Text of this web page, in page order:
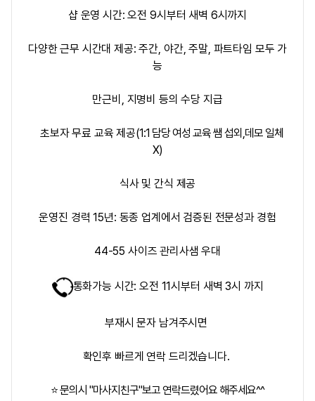
샵 운영 시간: 오전 9시부터 새벽 6시까지
다양한 근무 시간대 제공: 주간, 야간, 주말, 파트타임 모두 가
능
만근비, 지명비 등의 수당 지급
초보자 무료 교육 제공(1:1 담당 여성 교육 쌤 섭외,데모 일체
X)
식사 및 간식 제공
운영진 경력 15년: 동종 업계에서 검증된 전문성과 경험
44-55 사이즈 관리사샘 우대
통화가능 시간: 오전 11시부터 새벽 3시 까지
부재시 문자 남겨주시면
확인후 빠르게 연락 드리겠습니다.
⭐ 문의시 "마사지친구"보고 연락드렸어요 해주세요^^